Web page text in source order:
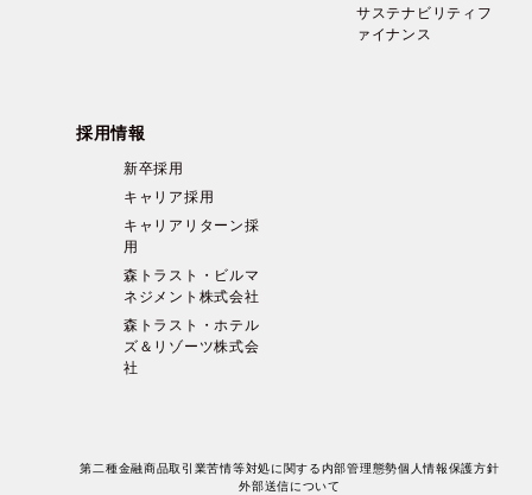
サステナビリティフ
ァイナンス
採用情報
新卒採用
キャリア採用
キャリアリターン採
用
森トラスト・ビルマ
ネジメント株式会社
森トラスト・ホテル
ズ＆リゾーツ株式会
社
第二種金融商品取引業苦情等対処に関する内部管理態勢個人情報保護方針
外部送信について